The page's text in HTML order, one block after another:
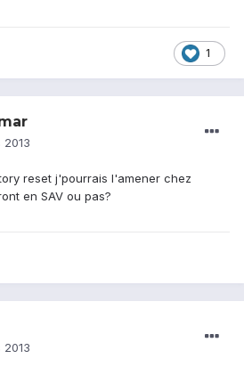
1
2013
reset j'pourrais l'amener chez
en SAV ou pas?
2013